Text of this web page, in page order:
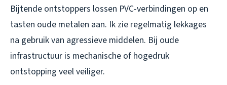
Bijtende ontstoppers lossen PVC-verbindingen op en
tasten oude metalen aan. Ik zie regelmatig lekkages
na gebruik van agressieve middelen. Bij oude
infrastructuur is mechanische of hogedruk
ontstopping veel veiliger.